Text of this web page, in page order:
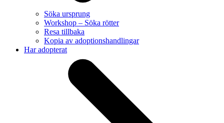
Söka ursprung
Workshop – Söka rötter
Resa tillbaka
Kopia av adoptionshandlingar
Har adopterat